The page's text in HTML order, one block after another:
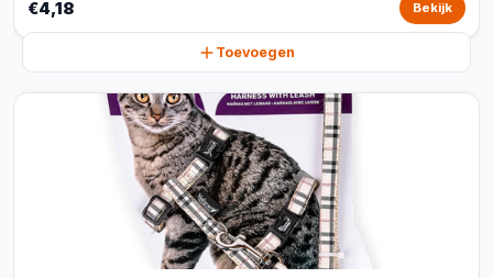
€4,18 Bekijk
Toevoegen